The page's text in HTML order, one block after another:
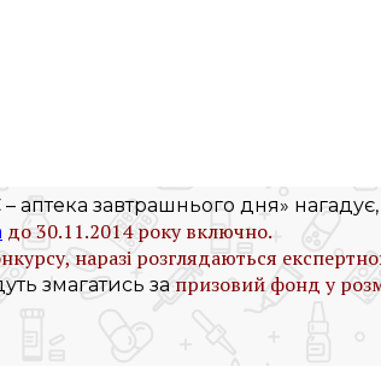
аптека завтрашнього дня»
до 30.11.2014 року включно.
наразі розглядаються
змагатись за призовий фонд у